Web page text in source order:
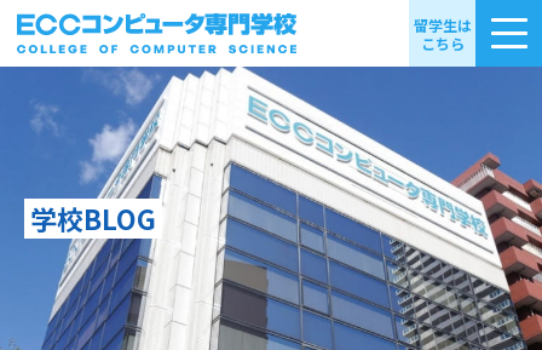
留学生は
こちら
学校BLOG